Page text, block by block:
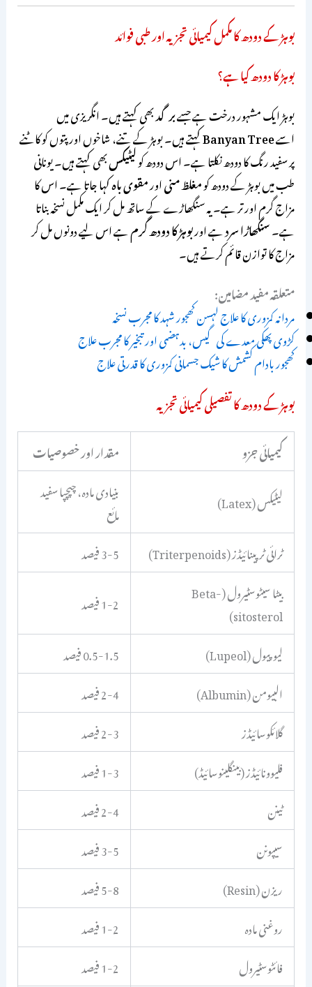
بوہڑ کے دودھ کا مکمل کیمیائی تجزیہ اور طبی فوائد
بوہڑ کا دودھ کیا ہے؟
بوہڑ ایک مشہور درخت ہے جسےبرگدبھی کہتے ہیں۔ انگریزی میں
اسےBanyan Treeکہتے ہیں۔ بوہڑ کے تنے، شاخوں اور پتوں کو کاٹنے
پر سفید رنگ کا دودھ نکلتا ہے۔ اس دودھ کولیٹیکسبھی کہتے ہیں۔ یونانی
طب میں بوہڑ کے دودھ کومغلظ منیاورمقوی باہکہا جاتا ہے۔ اس کا
مزاج گرم اور تر ہے۔ یہ سنگھاڑے کے ساتھ مل کر ایک مکمل نسخہ بناتا
ہے۔سنگھاڑا سردہے اوربوہڑ کا دودھ گرمہے اس لیے دونوں مل کر
مزاج کا توازن قائم کرتے ہیں۔
متعلقہ مفید مضامین:
مردانہ کمزوری کا علاج لہسن کھجور شہد کا مجرب نسخہ
کڑوی پھکی معدے کی گیس، بدہضمی اور تبخیر کا مجرب علاج
کھجور بادام کشمش کا شیک جسمانی کمزوری کا قدرتی علاج
بوہڑ کے دودھ کا تفصیلی کیمیائی تجزیہ
کیمیائی جزو
مقدار اور خصوصیات
لیٹیکس (Latex)
بنیادی مادہ، چپچپا سفید
مائع
ٹرائی ٹرپینائیڈز (Triterpenoids)
3-5 فیصد
بیٹا سیٹوسٹیرول (Beta-
sitosterol)
1-2 فیصد
لیوپیول (Lupeol)
0.5-1.5 فیصد
البیومن (Albumin)
2-4 فیصد
گلائکوسائیڈز
2-3 فیصد
فلیوونائیڈز (بینگلینوسائیڈ)
1-3 فیصد
ٹینن
2-4 فیصد
سیپونن
3-5 فیصد
ریزن (Resin)
5-8 فیصد
روغنی مادہ
1-2 فیصد
فائٹوسٹیرول
1-2 فیصد